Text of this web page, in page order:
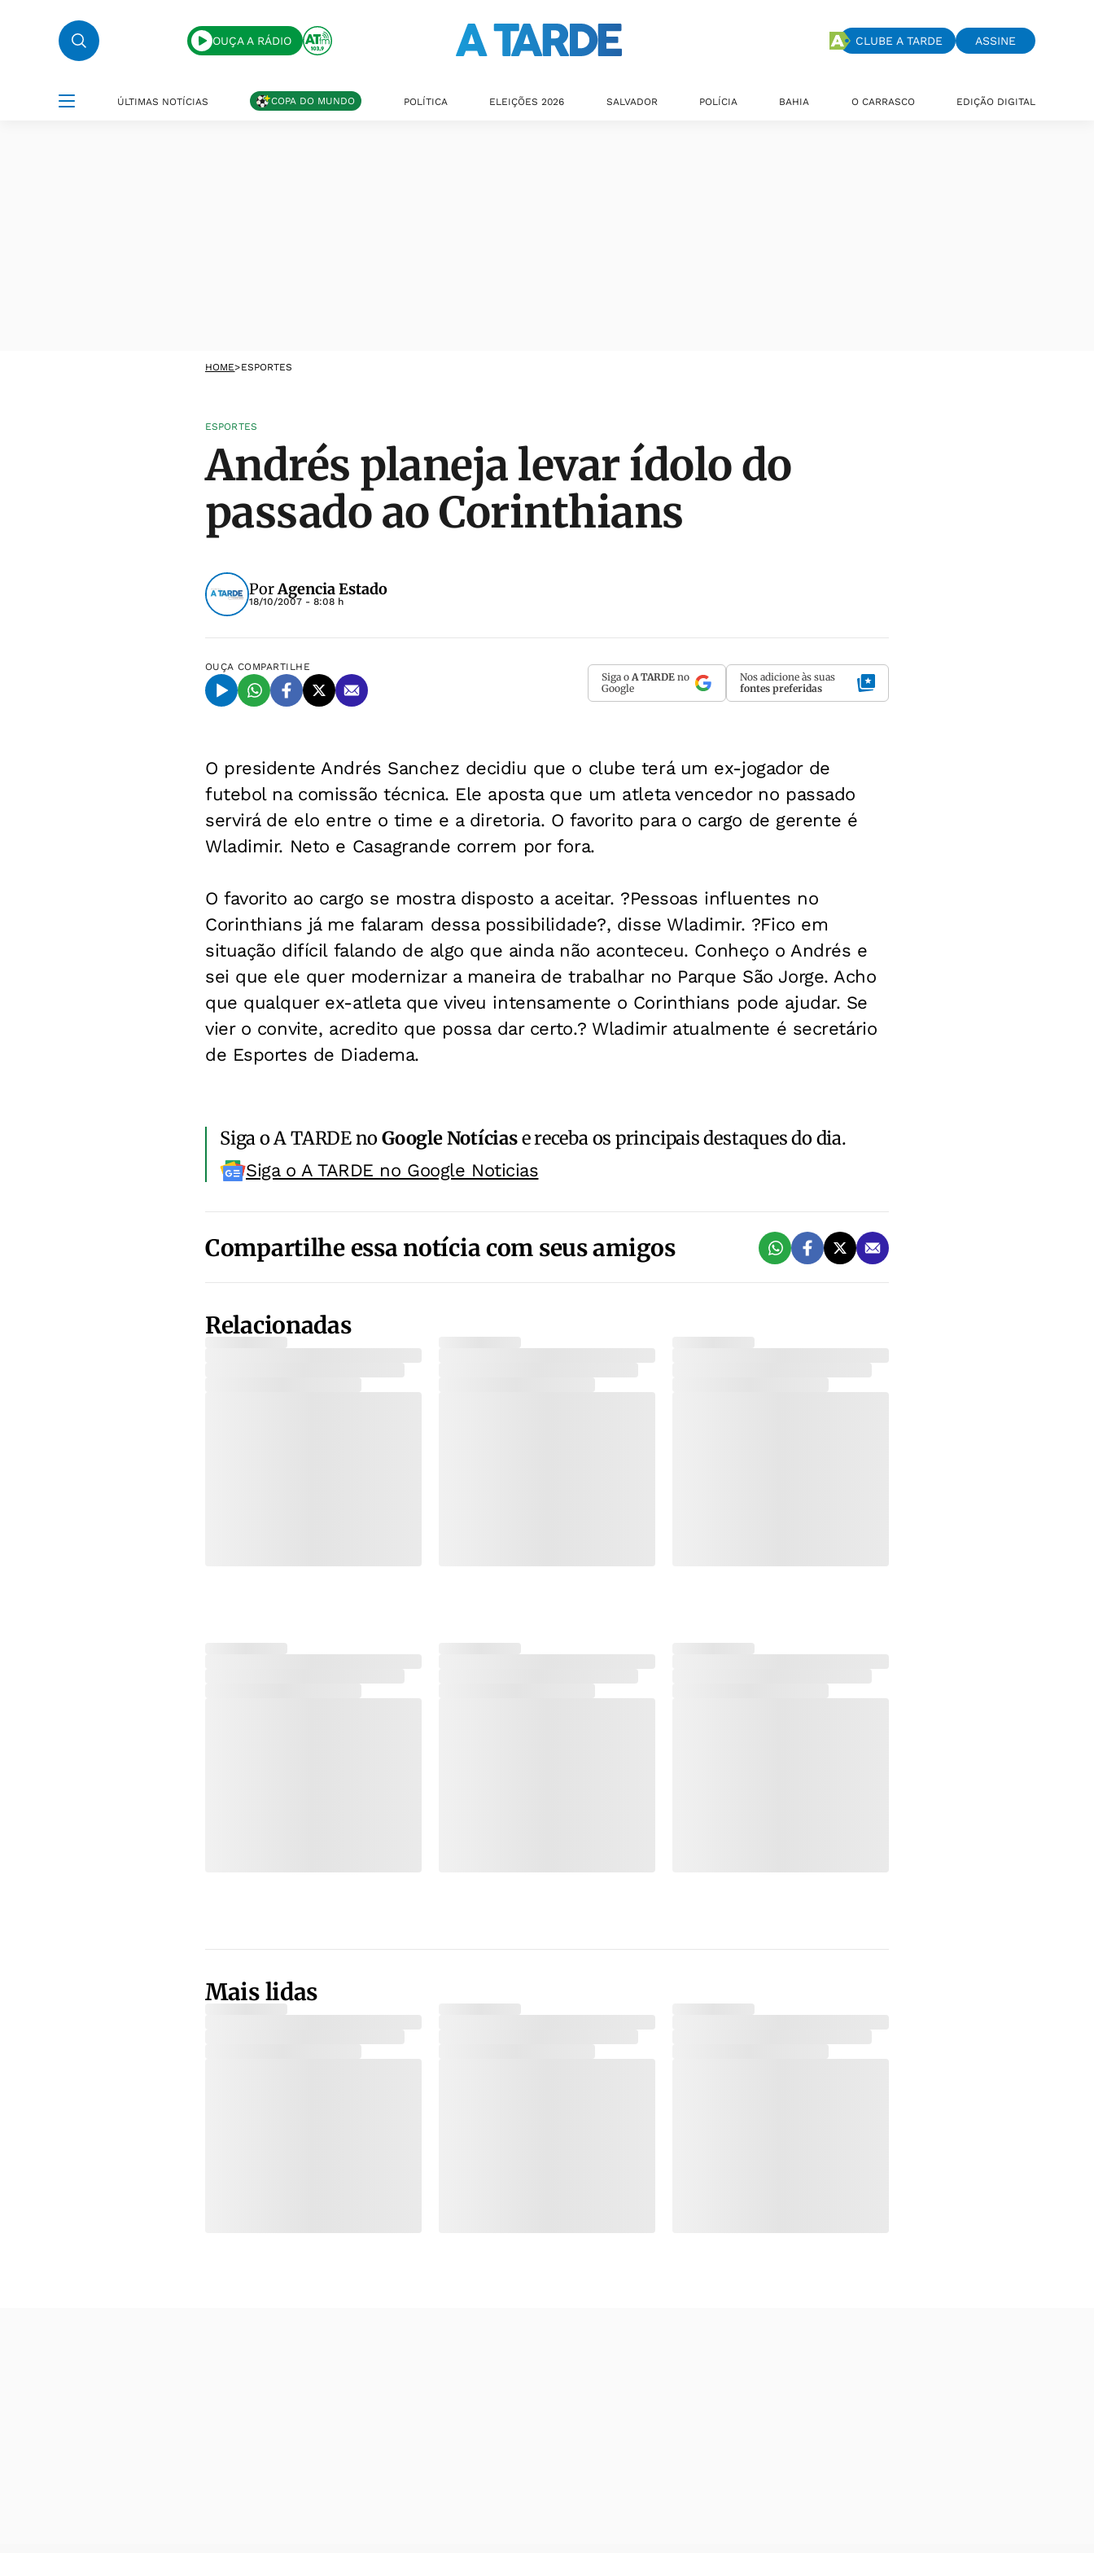
OUÇA A RÁDIO CLUBE A TARDE ASSINE
ÚLTIMAS NOTÍCIAS COPA DO MUNDO POLÍTICA ELEIÇÕES 2026 SALVADOR POLÍCIA BAHIA O CARRASCO EDIÇÃO DIGITAL
HOME>ESPORTES
ESPORTES
Andrés planeja levar ídolo do
passado ao Corinthians
PorAgencia Estado
18/10/2007 - 8:08 h
OUÇA COMPARTILHE
Siga o A TARDE no
Google
Nos adicione às suas
fontes preferidas
O presidente Andrés Sanchez decidiu que o clube terá um ex-jogador de
futebol na comissão técnica. Ele aposta que um atleta vencedor no passado
servirá de elo entre o time e a diretoria. O favorito para o cargo de gerente é
Wladimir. Neto e Casagrande correm por fora.
O favorito ao cargo se mostra disposto a aceitar. ?Pessoas influentes no
Corinthians já me falaram dessa possibilidade?, disse Wladimir. ?Fico em
situação difícil falando de algo que ainda não aconteceu. Conheço o Andrés e
sei que ele quer modernizar a maneira de trabalhar no Parque São Jorge. Acho
que qualquer ex-atleta que viveu intensamente o Corinthians pode ajudar. Se
vier o convite, acredito que possa dar certo.? Wladimir atualmente é secretário
de Esportes de Diadema.
Siga o A TARDE noGoogle Notíciase receba os principais destaques do dia.
Siga o A TARDE no Google Noticias
Compartilhe essa notícia com seus amigos
Relacionadas
Mais lidas